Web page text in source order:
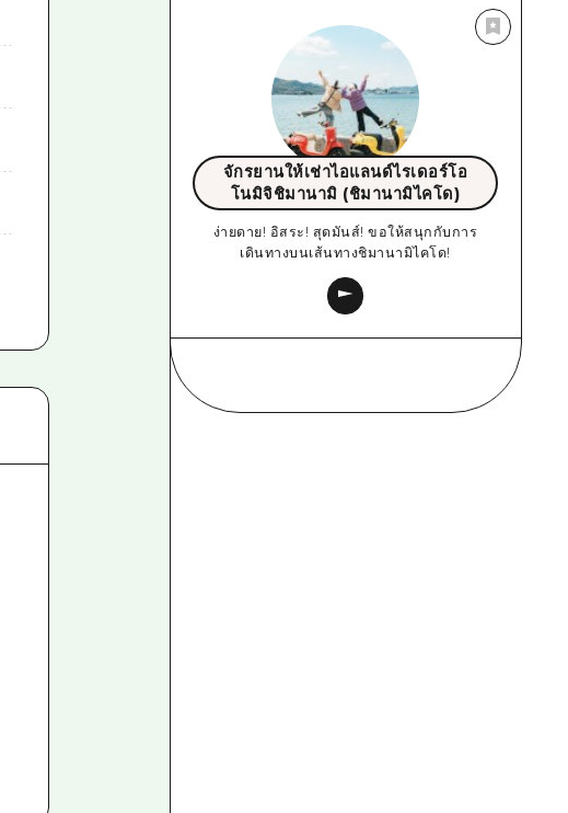
จักรยานให้เช่าไอแลนด์ไรเดอร์โอ
โนมิจิชิมานามิ (ชิมานามิไคโด)
ง่ายดาย! อิสระ! สุดมันส์! ขอให้สนุกกับการ
เดินทางบนเส้นทางชิมานามิไคโด!